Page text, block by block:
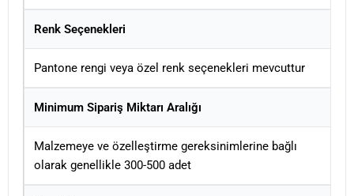
Renk Seçenekleri
Pantone rengi veya özel renk seçenekleri mevcuttur
Minimum Sipariş Miktarı Aralığı
Malzemeye ve özelleştirme gereksinimlerine bağlı
olarak genellikle 300-500 adet